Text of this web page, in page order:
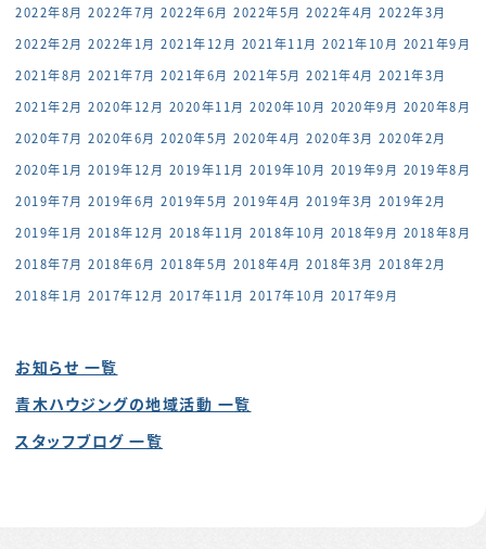
2022年8月 2022年7月 2022年6月 2022年5月 2022年4月 2022年3月
2022年2月 2022年1月 2021年12月 2021年11月 2021年10月 2021年9月
2021年8月 2021年7月 2021年6月 2021年5月 2021年4月 2021年3月
2021年2月 2020年12月 2020年11月 2020年10月 2020年9月 2020年8月
2020年7月 2020年6月 2020年5月 2020年4月 2020年3月 2020年2月
2020年1月 2019年12月 2019年11月 2019年10月 2019年9月 2019年8月
2019年7月 2019年6月 2019年5月 2019年4月 2019年3月 2019年2月
2019年1月 2018年12月 2018年11月 2018年10月 2018年9月 2018年8月
2018年7月 2018年6月 2018年5月 2018年4月 2018年3月 2018年2月
2018年1月 2017年12月 2017年11月 2017年10月 2017年9月
お知らせ 一覧
青木ハウジングの地域活動 一覧
スタッフブログ 一覧